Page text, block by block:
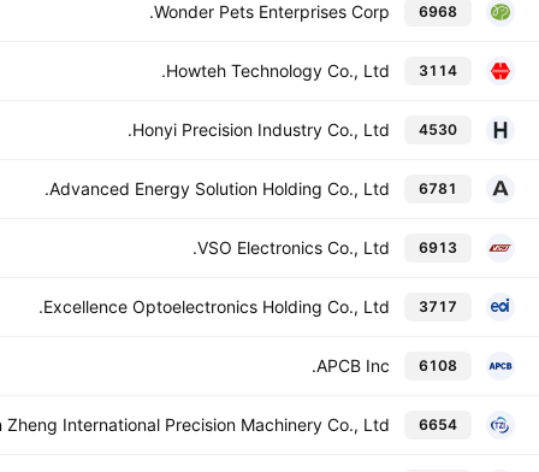
6968
Wonder Pets Enterprises Corp.
3114
Howteh Technology Co., Ltd.
4530
Honyi Precision Industry Co., Ltd.
6781
Advanced Energy Solution Holding Co., Ltd.
6913
VSO Electronics Co., Ltd.
3717
Excellence Optoelectronics Holding Co., Ltd.
6108
APCB Inc.
6654
Zheng International Precision Machinery Co., Ltd.